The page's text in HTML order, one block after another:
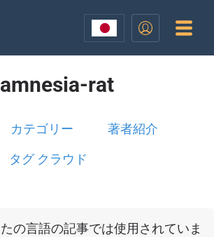
amnesia-rat
カテゴリー 著者紹介
タグ クラウド